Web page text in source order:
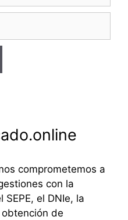
comprometemos a
con la
SEPE, el DNIe, la
de